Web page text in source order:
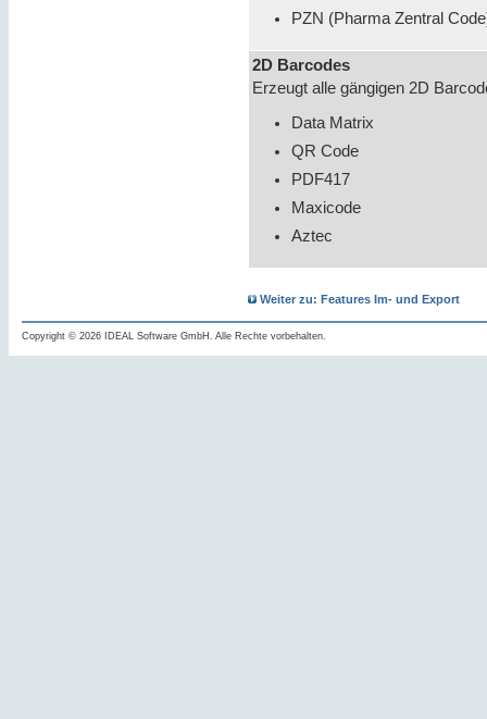
PZN (Pharma Zentral
2D Barcodes
Erzeugt alle gängigen 2D
Data Matrix
QR Code
PDF417
Maxicode
Aztec
Weiter zu: Features Im- und Export
Copyright © 2026 IDEAL Software GmbH. Alle Rechte vorbehalten.